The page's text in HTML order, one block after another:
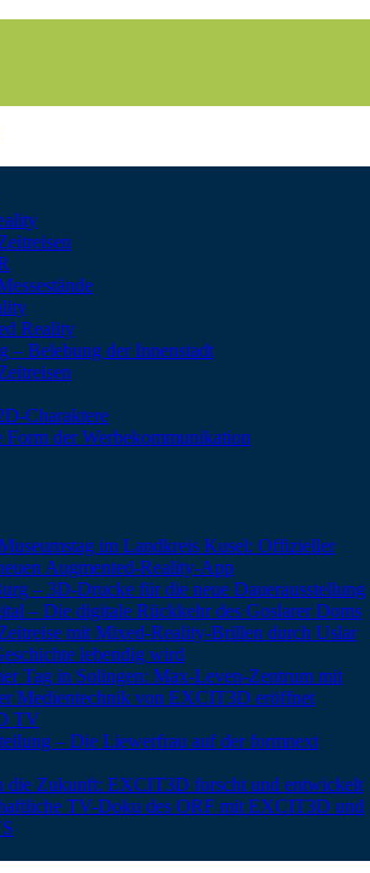
Reality
– Belebung der Innenstadt
Charaktere
Form der Werbekommunikation
im Landkreis Kusel: Offizieller
Augmented-Reality-App
– 3D-Drucke für die neue Dauerausstellung
– Die digitale Rückkehr des Goslarer Doms
mit Mixed-Reality-Brillen durch Uslar
lebendig wird
Tag in Solingen: Max-Leven-Zentrum mit
Medientechnik von EXCIT3D eröffnet
TV
– Die Liewerfrau auf der formnext
die Zukunft: EXCIT3D forscht und entwickelt
TV-Doku des ORF mit EXCIT3D und